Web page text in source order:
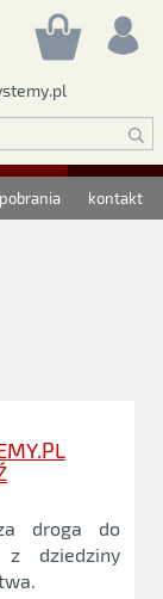
kontakt
droga do
z dziedziny